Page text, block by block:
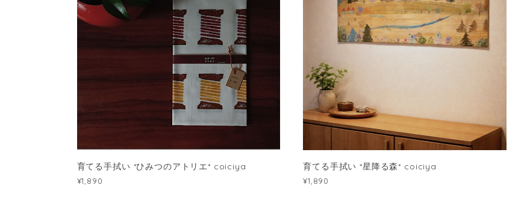
育てる手拭い *ひみつのアトリエ* coiciya
¥1,890
育てる手拭い *星降る森* coiciya
¥1,890